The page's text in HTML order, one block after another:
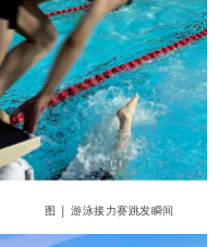
图 | 游泳接力赛跳发瞬间